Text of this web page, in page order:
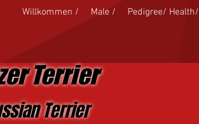
Willkommen / Male / Pedigree/ Health/
Terrier
Terrier